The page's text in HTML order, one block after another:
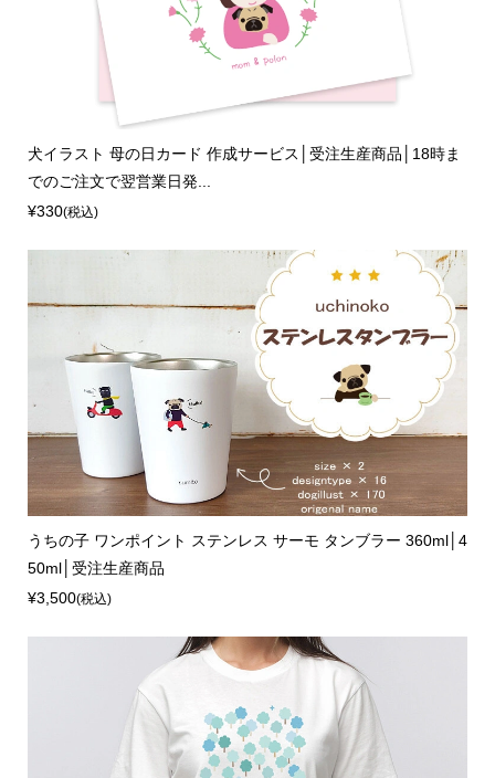
犬イラスト 母の日カード 作成サービス│受注生産商品│18時ま
でのご注文で翌営業日発...
¥330(税込)
うちの子 ワンポイント ステンレス サーモ タンブラー 360ml│4
50ml│受注生産商品
¥3,500(税込)